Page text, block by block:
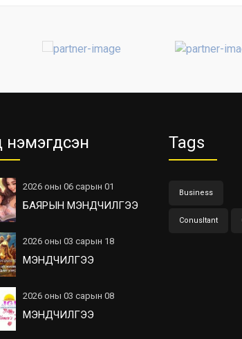
нэмэгдсэн
2026 оны 06 сарын 01
БАЯРЫН МЭНДЧИЛГЭЭ
2026 оны 03 сарын 18
МЭНДЧИЛГЭЭ
2026 оны 03 сарын 08
МЭНДЧИЛГЭЭ
Tags
Business
Conusltant